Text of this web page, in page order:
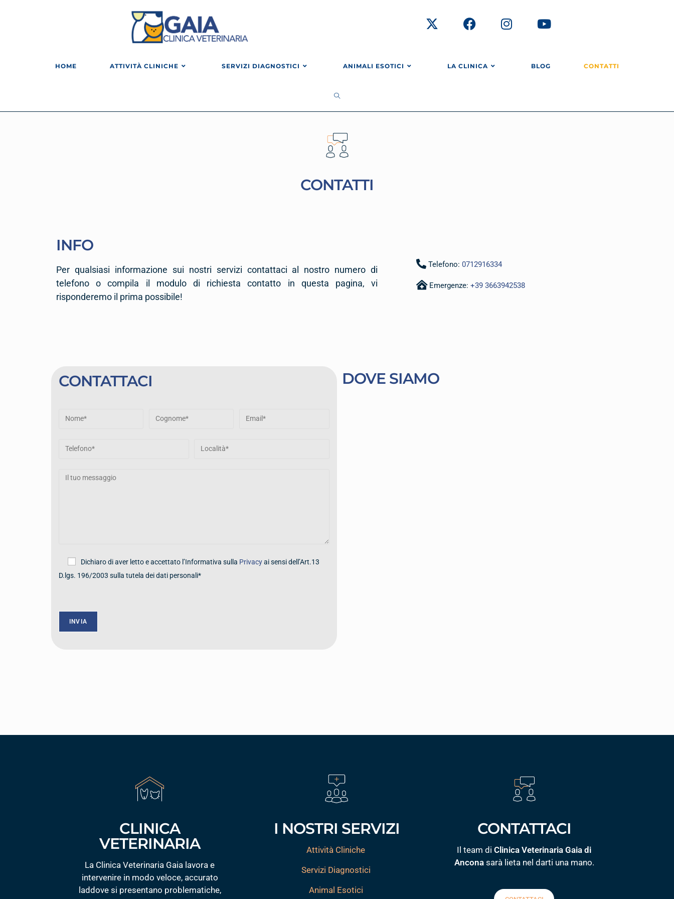
HOME ATTIVITÀ CLINICHE SERVIZI DIAGNOSTICI ANIMALI ESOTICI LA CLINICA BLOG CONTATTI
CONTATTI
INFO
Per qualsiasi informazione sui nostri servizi contattaci al nostro numero di
telefono o compila il modulo di richiesta contatto in questa pagina, vi
risponderemo il prima possibile!
Telefono:0712916334
Emergenze:+39 3663942538
CONTATTACI
Dichiaro di aver letto e accettato l’Informativa sulla Privacyai sensi dell’Art.13
D.lgs. 196/2003 sulla tutela dei dati personali*
DOVE SIAMO
CLINICA
VETERINARIA
La Clinica Veterinaria Gaia lavora e
intervenire in modo veloce, accurato
laddove si presentano problematiche,
I NOSTRI SERVIZI
Attività Cliniche
Servizi Diagnostici
Animal Esotici
CONTATTACI
Il team diClinica Veterinaria Gaia di
Anconasarà lieta nel darti una mano.